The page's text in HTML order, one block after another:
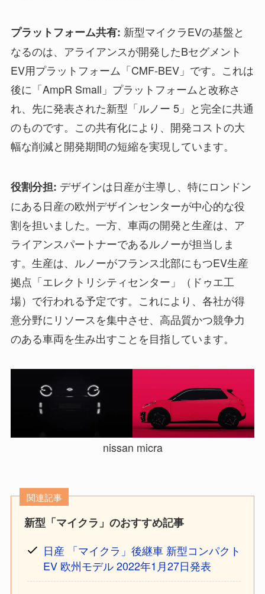
プラットフォーム共有: 新型マイクラEVの基盤と
なるのは、アライアンスが開発したBセグメント
EV用プラットフォーム「CMF-BEV」です。これは
後に「AmpR Small」プラットフォームと改称さ
れ、先に発表された新型「ルノー 5」と完全に共通
のものです。この共有化により、開発コストの大
幅な削減と開発期間の短縮を実現しています。
役割分担: デザインは日産が主導し、特にロンドン
にある日産の欧州デザインセンターが中心的な役
割を担いました。一方、車両の開発と生産は、ア
ライアンスパートナーであるルノーが担当しま
す。生産は、ルノーがフランス北部にもつEV生産
拠点「エレクトリシティセンター」（ドゥエ工
場）で行われる予定です。これにより、各社が得
意分野にリソースを集中させ、高品質かつ競争力
のある車両を生み出すことを目指しています。
nissan micra
関連記事
新型「マイクラ」のおすすめ記事
日産 「マイクラ」後継車 新型コンパクト
EV 欧州モデル 2022年1月27日発表